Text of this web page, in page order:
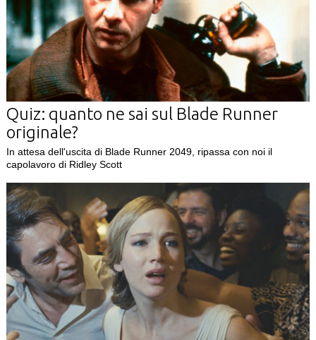
Quiz: quanto ne sai sul Blade Runner
originale?
In attesa dell'uscita di Blade Runner 2049, ripassa con noi il
capolavoro di Ridley Scott